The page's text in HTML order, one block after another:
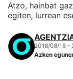
Atzo, hainbat
egiten, lurrean
2018/08/18 -
Azken